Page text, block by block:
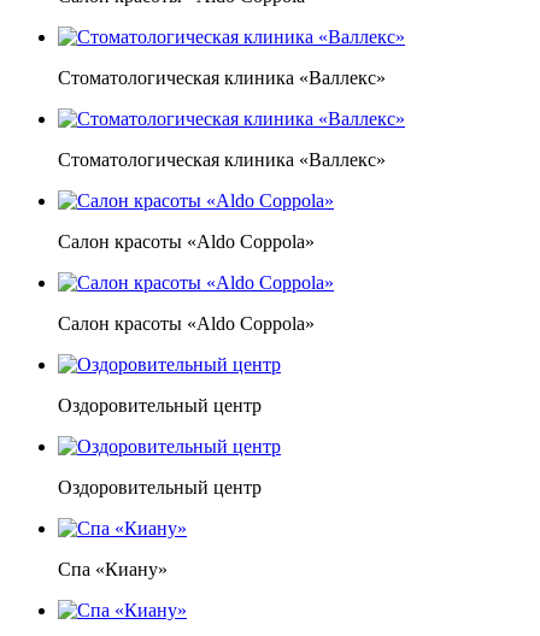
Стоматологическая клиника «Валлекс»
Стоматологическая клиника «Валлекс»
Салон красоты «Aldo Coppola»
Салон красоты «Aldo Coppola»
Оздоровительный центр
Оздоровительный центр
Спа «Киану»